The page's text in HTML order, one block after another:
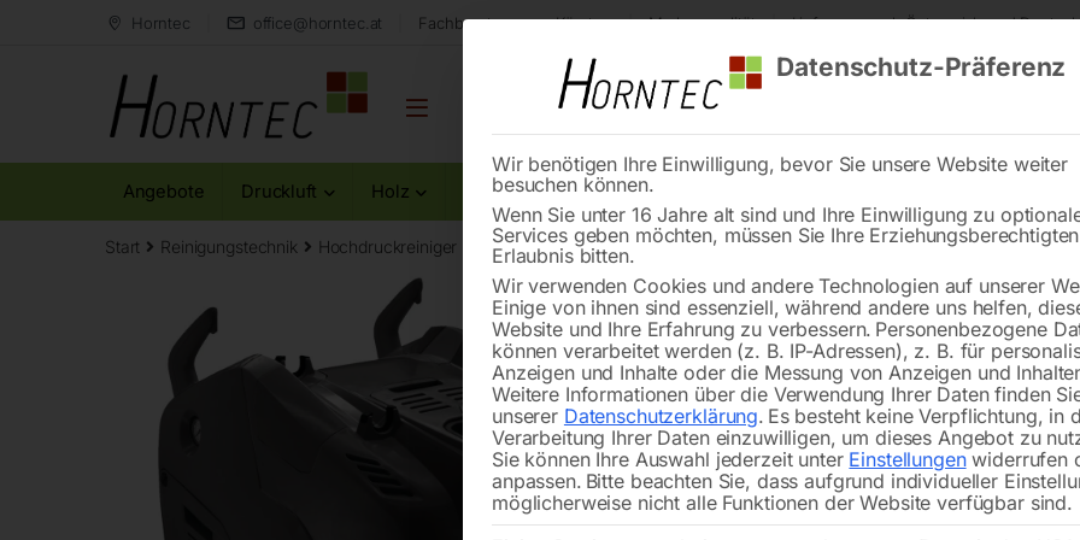
Horntec office@horntec.at Fachberatung aus Kärnten Markenqualität Lieferung nach Österreich und
Angebote Druckluft Holz Metall Reinigung
Start Reinigungstechnik Hochdruckreiniger Heißwasser-Hochdruckreiniger HDR-H 78-18
🔍
Heißwasser-
Hochwertig und leistungsstark mit
Wassertemperatur von bis zu 140
Datenschutz-Präferenz
Wir benötigen Ihre Einwilligung, bevor Sie unsere Website weiter
besuchen können.
Wenn Sie unter 16 Jahre alt sind und Ihre Einwilligung zu
Services geben möchten, müssen Sie Ihre
Erlaubnis bitten.
Wir verwenden Cookies und andere Technologien auf unserer
Einige von ihnen sind essenziell, während andere uns helfen,
Website und Ihre Erfahrung zu verbessern. Personenbezogene
können verarbeitet werden (z. B. IP-Adressen), z. B. für
Anzeigen und Inhalte oder die Messung von Anzeigen und
Weitere Informationen über die Verwendung Ihrer Daten finden
unserer Datenschutzerklärung. Es besteht keine Verpflichtung, in
Verarbeitung Ihrer Daten einzuwilligen, um dieses Angebot zu
Sie können Ihre Auswahl jederzeit unter Einstellungenwiderrufen
anpassen. Bitte beachten Sie, dass aufgrund individueller
möglicherweise nicht alle Funktionen der Website verfügbar sind.